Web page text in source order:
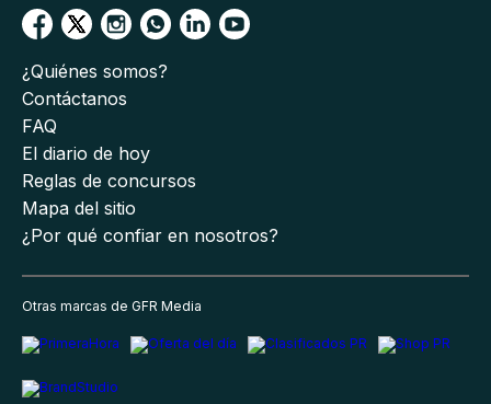
¿Quiénes somos?
Contáctanos
FAQ
El diario de hoy
Reglas de concursos
Mapa del sitio
¿Por qué confiar en nosotros?
Otras marcas de GFR Media